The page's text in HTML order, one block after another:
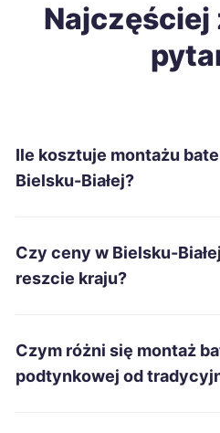
Żary
Malbork
Suwałki
Piekary Śląskie TWÓJ
Najczęściej
Ile kosztuje montażu
Bielsku-Białej?
Czy ceny w Bielsku-
reszcie kraju?
Czym różni się montaż
podtynkowej od